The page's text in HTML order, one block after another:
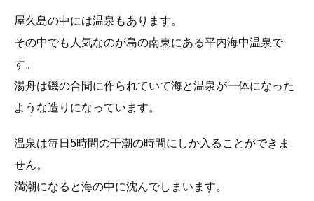
屋久島の中には温泉もあります。
その中でも人気なのが島の南東にある平内海中温泉で
す。
湯舟は磯の合間に作られていて海と温泉が一体になった
ような造りになっています。
温泉は毎日5時間の干潮の時間にしか入ることができま
せん。
満潮になると海の中に沈んでしまいます。